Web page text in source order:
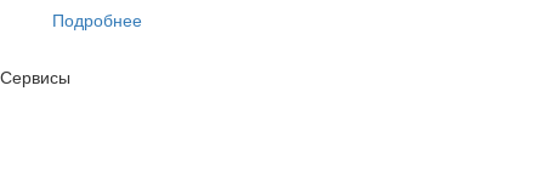
Подробнее
Сервисы